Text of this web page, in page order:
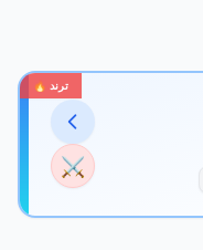
ترند 🔥
⚔️